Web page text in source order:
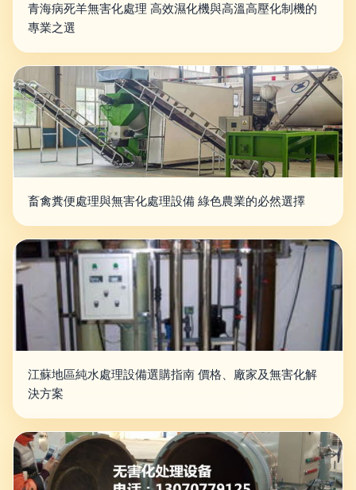
青海病死羊無害化處理 高效濕化機與高溫高壓化制機的
專業之選
畜禽糞便處理與無害化處理設備 綠色農業的必然選擇
江蘇地區純水處理設備選購指南 價格、廠家及無害化解
決方案